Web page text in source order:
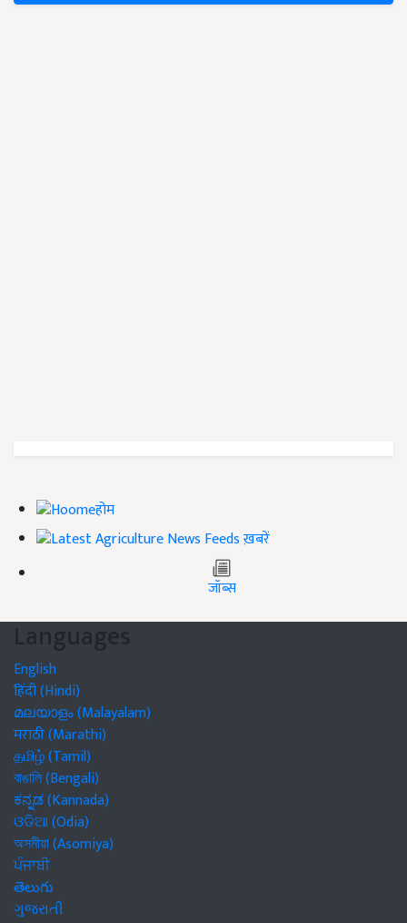
होम
ख़बरें
जॉब्स
Languages
English
हिंदी (Hindi)
മലയാളം (Malayalam)
मराठी (Marathi)
தமிழ் (Tamil)
বাঙালি (Bengali)
ಕನ್ನಡ (Kannada)
ଓଡିଆ (Odia)
অসমীয়া (Asomiya)
ਪੰਜਾਬੀ
తెలుగు
ગુજરાતી